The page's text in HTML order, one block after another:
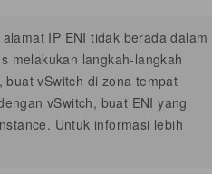
IP ENI tidak berada dalam
melakukan langkah-langkah
buat vSwitch di zona tempat
vSwitch, buat ENI yang
Untuk informasi lebih